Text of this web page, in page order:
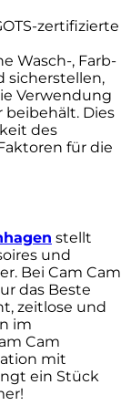
zertifizierte
Wasch-, Farb-
sicherstellen,
Verwendung
beibehält. Dies
des
für die
stellt
und
Bei Cam Cam
das Beste
zeitlose und
im
Cam
mit
ein Stück